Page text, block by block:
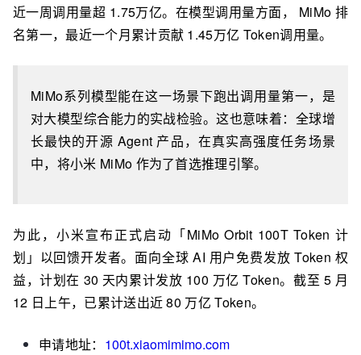
近一周调用量超 1.75万亿。在模型调用量方面， MiMo 排
名第一，最近一个月累计贡献 1.45万亿 Token调用量。
MiMo系列模型能在这一场景下跑出调用量第一，是
对大模型综合能力的实战检验。这也意味着：全球增
长最快的开源 Agent 产品，在真实高强度任务场景
中，将小米 MiMo 作为了首选推理引擎。
为此，小米宣布正式启动「MiMo Orbit 100T Token 计
划」以回馈开发者。面向全球 AI 用户免费发放 Token 权
益，计划在 30 天内累计发放 100 万亿 Token。截至 5 月
12 日上午，已累计送出近 80 万亿 Token。
申请地址： 100t.xiaomimimo.com